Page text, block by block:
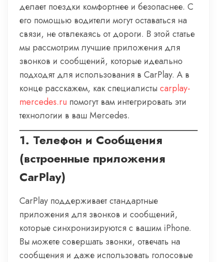
делает поездки комфортнее и безопаснее. С
его помощью водители могут оставаться на
связи, не отвлекаясь от дороги. В этой статье
мы рассмотрим лучшие приложения для
звонков и сообщений, которые идеально
подходят для использования в CarPlay. А в
конце расскажем, как специалисты carplay-
mercedes.ru помогут вам интегрировать эти
технологии в ваш Mercedes.
1. Телефон и Сообщения
(встроенные приложения
CarPlay)
CarPlay поддерживает стандартные
приложения для звонков и сообщений,
которые синхронизируются с вашим iPhone.
Вы можете совершать звонки, отвечать на
сообщения и даже использовать голосовые